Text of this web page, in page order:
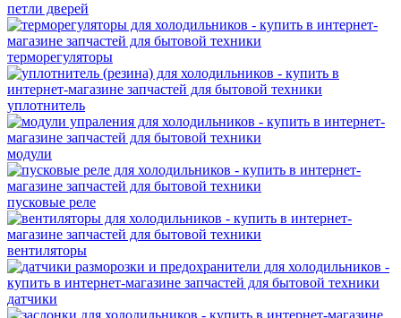
петли дверей
терморегуляторы
уплотнитель
модули
пусковые реле
вентиляторы
датчики